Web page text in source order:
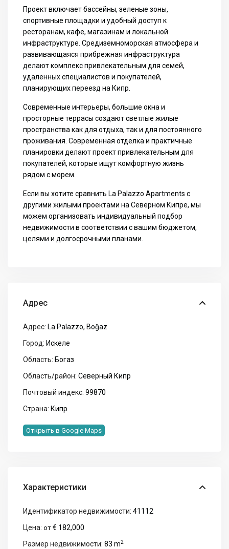
Проект включает бассейны, зеленые зоны,
спортивные площадки и удобный доступ к
ресторанам, кафе, магазинам и локальной
инфраструктуре. Средиземноморская атмосфера и
развивающаяся прибрежная инфраструктура
делают комплекс привлекательным для семей,
удаленных специалистов и покупателей,
планирующих переезд на Кипр.
Современные интерьеры, большие окна и
просторные террасы создают светлые жилые
пространства как для отдыха, так и для постоянного
проживания. Современная отделка и практичные
планировки делают проект привлекательным для
покупателей, которые ищут комфортную жизнь
рядом с морем.
Если вы хотите сравнить La Palazzo Apartments с
другими жилыми проектами на Северном Кипре, мы
можем организовать индивидуальный подбор
недвижимости в соответствии с вашим бюджетом,
целями и долгосрочными планами.
Адрес
Адрес: La Palazzo, Boğaz
Город: Искеле
Область: Богаз
Область/район: Северный Кипр
Почтовый индекс: 99870
Страна: Кипр
Открыть в Google Maps
Характеристики
Идентификатор недвижимости: 41112
Цена: от € 182,000
Размер недвижимости: 83 m2